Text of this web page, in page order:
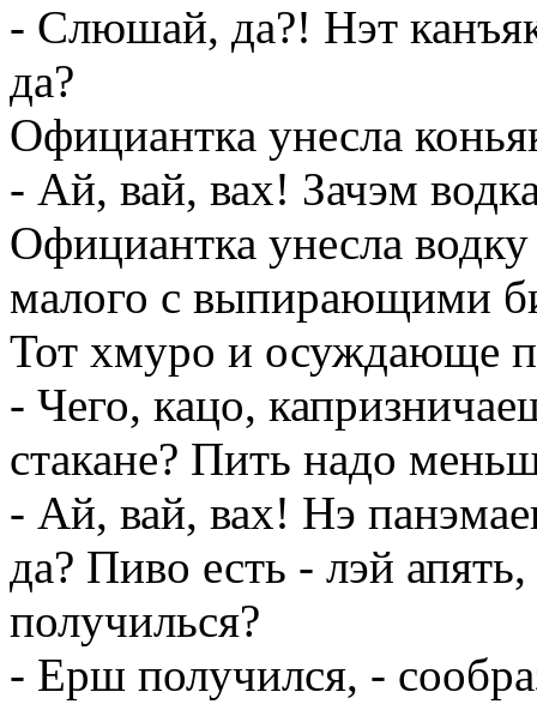
- Слюшай, да?! Нэт
да?
Официантка унесла
- Ай, вай, вах! Зачэм
Официантка унесла
малого с выпирающими
Тот хмуро и осуждающе
- Чего, кацо,
стакане? Пить надо
- Ай, вай, вах! Нэ
да? Пиво есть - лэй
получилься?
- Ерш получился, -